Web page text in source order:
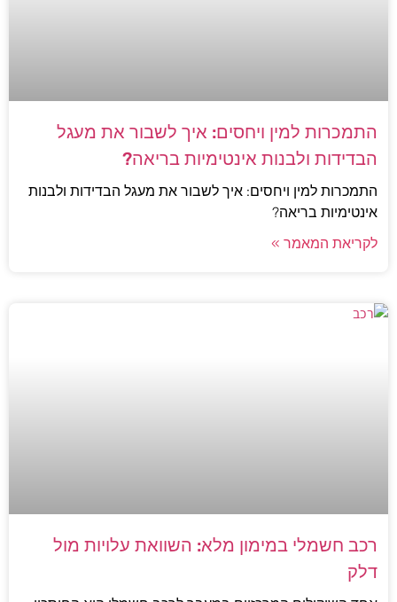
התמכרות למין ויחסים: איך לשבור את מעגל
הבדידות ולבנות אינטימיות בריאה?
התמכרות למין ויחסים: איך לשבור את מעגל הבדידות ולבנות
אינטימיות בריאה?
לקריאת המאמר »
רכב חשמלי במימון מלא: השוואת עלויות מול
דלק